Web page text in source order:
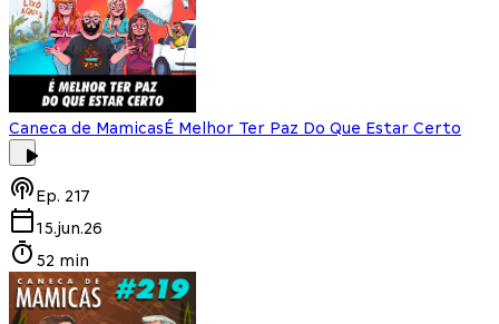
Caneca de MamicasÉ Melhor Ter Paz Do Que Estar Certo
Ep. 217
15.jun.26
52 min